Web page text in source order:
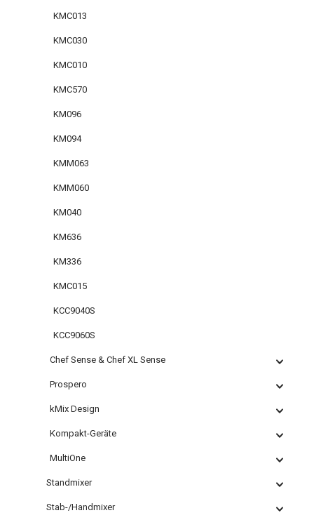
KMC013
KMC030
KMC010
KMC570
KM096
KM094
KMM063
KMM060
KM040
KM636
KM336
KMC015
KCC9040S
KCC9060S
Chef Sense & Chef XL Sense
Prospero
kMix Design
Kompakt-Geräte
MultiOne
Standmixer
Stab-/Handmixer